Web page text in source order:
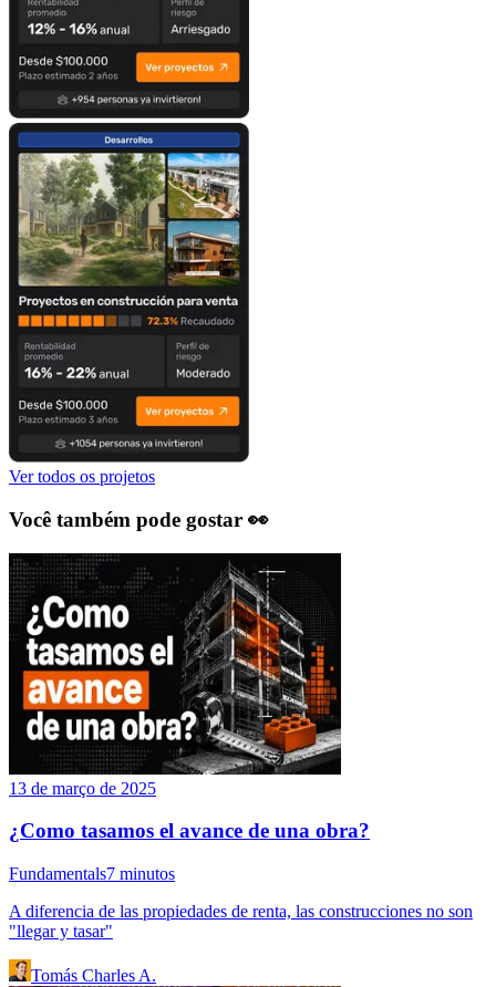
Ver todos os projetos
Você também pode gostar 👀
13 de março de 2025
¿Como tasamos el avance de una obra?
Fundamentals7 minutos
A diferencia de las propiedades de renta, las construcciones no son
"llegar y tasar"
Tomás Charles A.